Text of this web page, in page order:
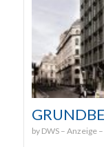
DWS